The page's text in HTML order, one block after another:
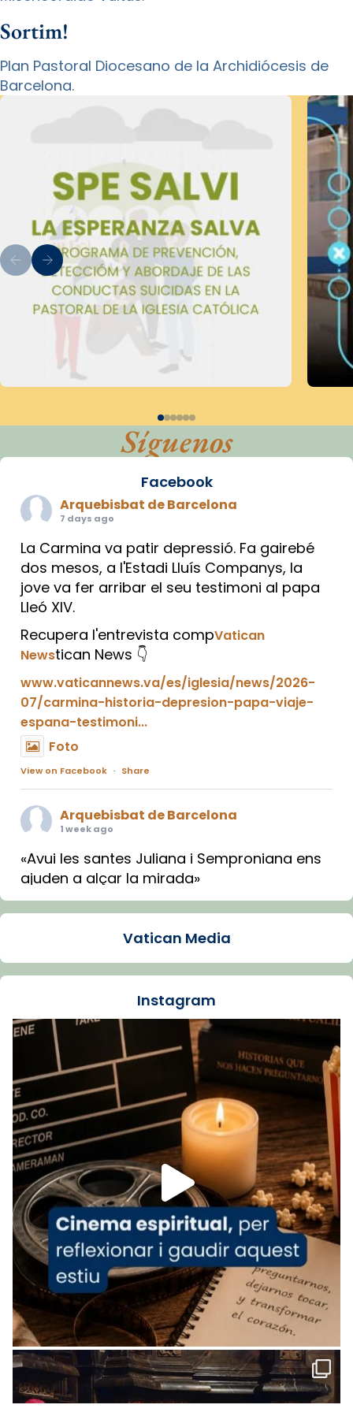
Sortim!
Plan Pastoral Diocesano de la Archidiócesis de
Barcelona.
Síguenos
Facebook
Arquebisbat de Barcelona
7 days ago
La Carmina va patir depressió. Fa gairebé
dos mesos, a l'Estadi Lluís Companys, la
jove va fer arribar el seu testimoni al papa
Lleó XIV.
Recupera l'entrevista compVatican
Newstican News 👇
www.vaticannews.va/es/iglesia/news/2026-
07/carmina-historia-depresion-papa-viaje-
espana-testimoni...
Foto
View on Facebook · Share
Arquebisbat de Barcelona
1 week ago
«Avui les santes Juliana i Semproniana ens
ajuden a alçar la mirada»
Mons. Sergi Gordo, bisbe de Tortosa, ha
Santes de Mataró.
🔗tinyurl.com/cvu5jmbk
Foto
View on Facebook Share
Arquebisbat de Barcelonais at Catedral
de Barcelona.
1 week ago
Aquest dilluns, 27 de juliol, ha tingut lloc la
missa d’acció de gràcies en agraïment al
comitè organitzador de la visita apostòlica
del Sant Pare Lleó XIV a Barcelona, i als
col·laboradors, a la Catedral de Barcelona.
L’arquebisbe de Barcelona, el cardenal Joan
Josep Omella, ha presidit la missa i l’ha
concelebrat el bisbe auxiliar de Barcelona,
Mons. David Abadías.
📸 Dr. G. Simón
Foto
View on Facebook Share
Vatican Media
Instagram